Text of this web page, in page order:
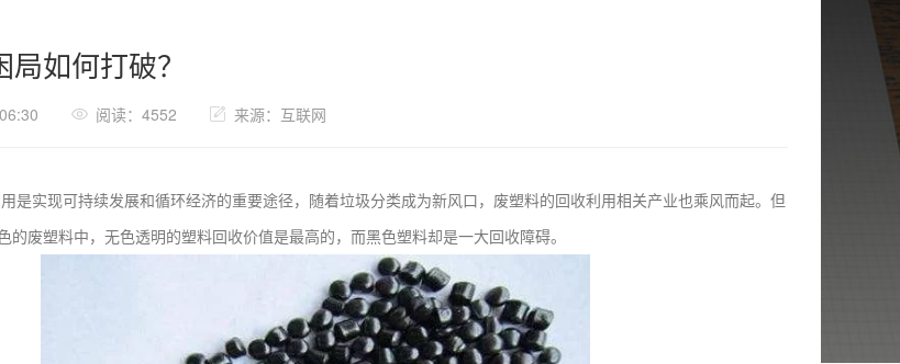
如何打破？
阅读：4552 来源：互联网
实现可持续发展和循环经济的重要途径，随着垃圾分类成为新风口，废塑料的回收利用相关产业也乘风而起。但
的废塑料中，无色透明的塑料回收价值是最高的，而黑色塑料却是一大回收障碍。